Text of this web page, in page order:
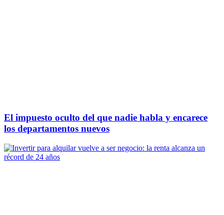
El impuesto oculto del que nadie habla y encarece
los departamentos nuevos